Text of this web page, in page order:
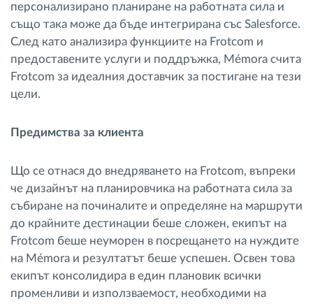
персонализирано планиране на работната сила и
също така може да бъде интегрирана със Salesforce.
След като анализира функциите на Frotcom и
предоставените услуги и поддръжка, Mémora счита
Frotcom за идеалния доставчик за постигане на тези
цели.
Предимства за клиента
Що се отнася до внедряването на Frotcom, въпреки
че дизайнът на планировчика на работната сила за
събиране на починалите и определяне на маршрути
до крайните дестинации беше сложен, екипът на
Frotcom беше неуморен в посрещането на нуждите
на Mémora и резултатът беше успешен. Освен това
екипът консолидира в един плановик всички
променливи и използваемост, необходими на